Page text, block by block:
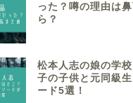
った？噂の理由は
ら？
松本人志の娘の学
子の子供と元同級
ード5選！